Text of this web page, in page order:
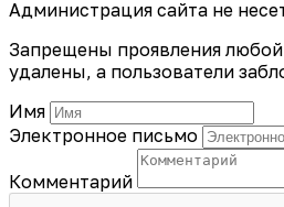
Администрация сайта не
Запрещены проявления
удалены, а пользователи
Имя
Электронное письмо
Комментарий